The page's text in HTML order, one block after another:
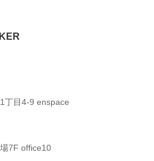
丁目4-9 enspace
7F office10